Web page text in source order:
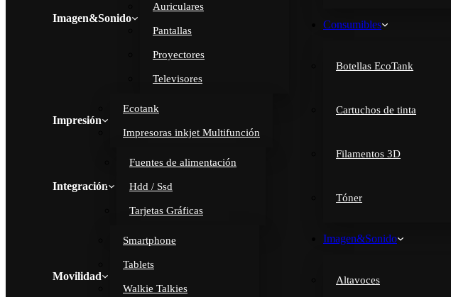
Imagen&Sonido
Auriculares
Pantallas
Proyectores
Televisores
Impresión
Ecotank
Impresoras inkjet Multifunción
Integración
Fuentes de alimentación
Hdd / Ssd
Tarjetas Gráficas
Movilidad
Smartphone
Tablets
Walkie Talkies
Consumibles
Botellas EcoTank
Cartuchos de tinta
Filamentos 3D
Tóner
Imagen&Sonido
Altavoces